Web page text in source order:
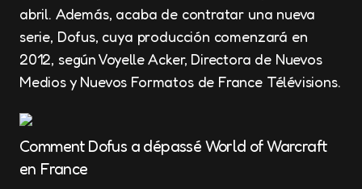
abril. Además, acaba de contratar una nueva
serie, Dofus, cuya producción comenzará en
2012, según Voyelle Acker, Directora de Nuevos
Medios y Nuevos Formatos de France Télévisions.
Comment Dofus a dépassé World of Warcraft
en France